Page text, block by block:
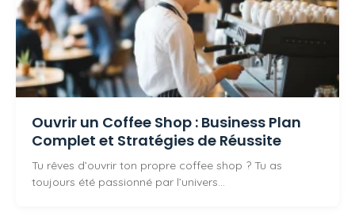
Ouvrir un Coffee Shop : Business Plan
Complet et Stratégies de Réussite
Tu rêves d’ouvrir ton propre coffee shop ? Tu as
toujours été passionné par l’univers…